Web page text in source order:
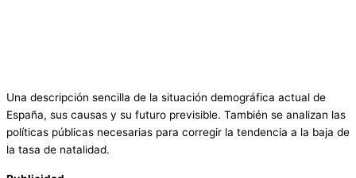
Una descripción sencilla de la situación demográfica actual de
España, sus causas y su futuro previsible. También se analizan las
políticas públicas necesarias para corregir la tendencia a la baja de
la tasa de natalidad.